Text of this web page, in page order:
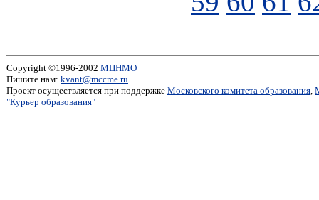
Copyright ©1996-2002 МЦНМО
Пишите нам: kvant@mccme.ru
Проект осуществляется при поддержке Московского комитета образования,
"Курьер образования"